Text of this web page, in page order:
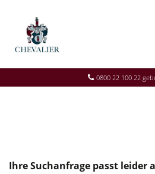
0800 22 100 22
Ihre Suchanfrage passt leider